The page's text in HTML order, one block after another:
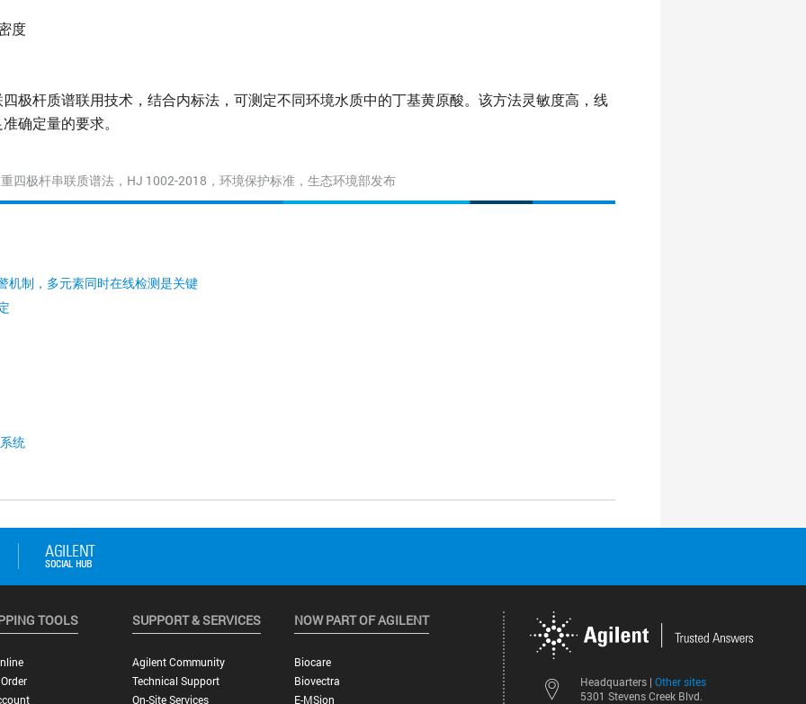
度
极杆质谱联用技术，结合内标法，可测定不同环境水质中的丁基黄原酸。该方法灵敏度高，线
确定量的要求。
四极杆串联质谱法，HJ 1002-2018，环境保护标准，生态环境部发布
机制，多元素同时在线检测是关键
统
Headquarters | Other sites
5301 Stevens Creek Blvd.
TOOLS SUPPORT & SERVICES
Agilent Community
Technical Support
On-Site Services
NOW PART OF AGILENT
Biocare
Biovectra
E-MSion